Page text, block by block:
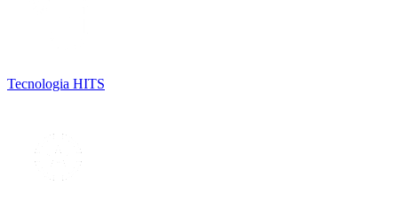
Tecnologia HITS